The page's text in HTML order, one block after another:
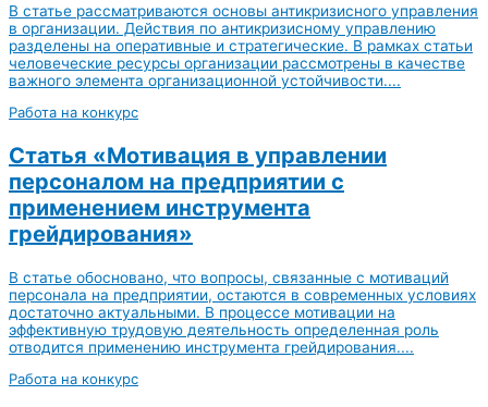
В статье рассматриваются основы антикризисного управления
в организации. Действия по антикризисному управлению
разделены на оперативные и стратегические. В рамках статьи
человеческие ресурсы организации рассмотрены в качестве
важного элемента организационной устойчивости....
Работа на конкурс
Статья «Мотивация в управлении
персоналом на предприятии с
применением инструмента
грейдирования»
В статье обосновано, что вопросы, связанные с мотиваций
персонала на предприятии, остаются в современных условиях
достаточно актуальными. В процессе мотивации на
эффективную трудовую деятельность определенная роль
отводится применению инструмента грейдирования....
Работа на конкурс